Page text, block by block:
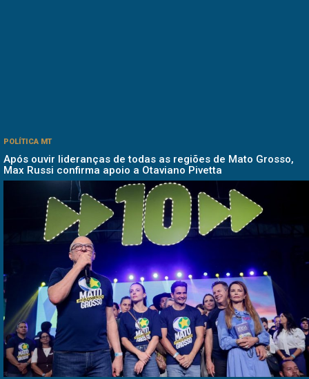
POLÍTICA MT
Após ouvir lideranças de todas as regiões de Mato Grosso,
Max Russi confirma apoio a Otaviano Pivetta